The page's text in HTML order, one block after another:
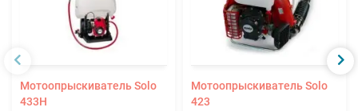
Мотоопрыскиватель Solo
433H
Мотоопрыскиватель Solo
423